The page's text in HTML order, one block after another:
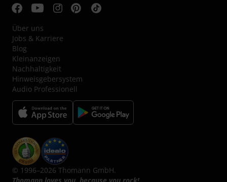
Über uns
Jobs & Karriere
Blog
Kleinanzeigen
Nachhaltigkeit
Hinweisgebersystem
Audio Professionell
© 1996–2026 Thomann GmbH.